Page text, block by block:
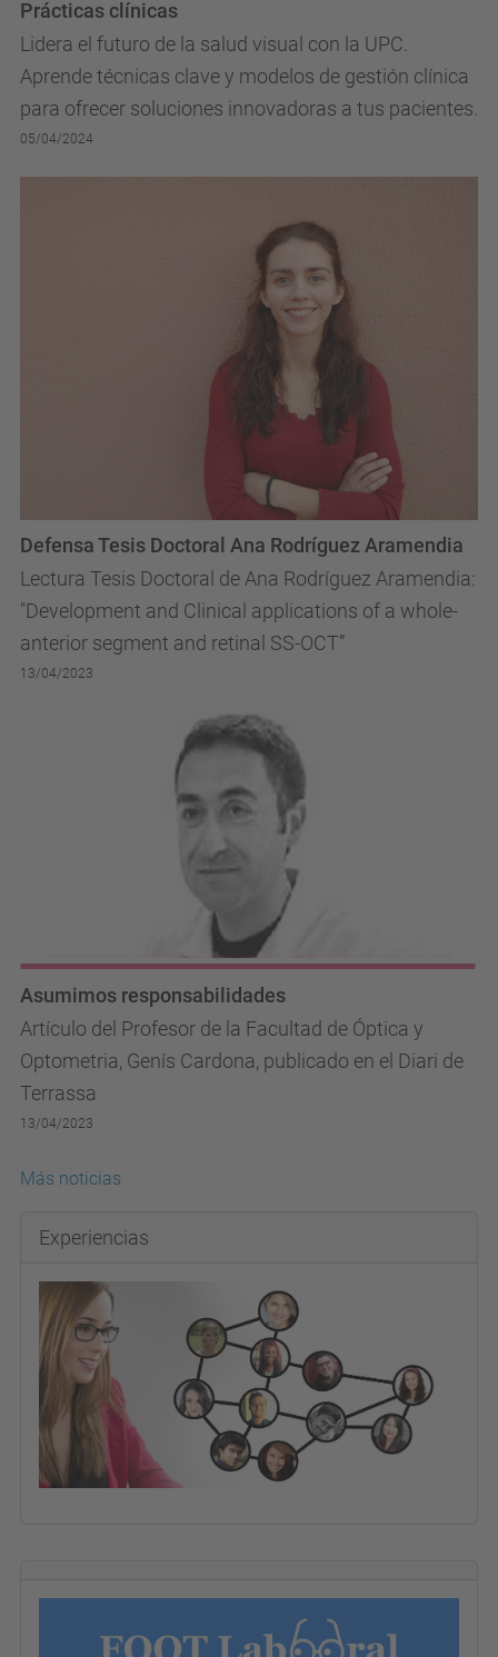
Lidera el futuro de la salud visual con la UPC.
Aprende técnicas clave y modelos de gestión clínica
para ofrecer soluciones innovadoras a tus pacientes.
Prácticas clínicas
05/04/2024
Lectura Tesis Doctoral de Ana Rodríguez Aramendia:
"Development and Clinical applications of a whole-
anterior segment and retinal SS-OCT”
Defensa Tesis Doctoral Ana Rodríguez Aramendia
13/04/2023
Artículo del Profesor de la Facultad de Óptica y
Optometria, Genís Cardona, publicado en el Diari de
Terrassa
Asumimos responsabilidades
13/04/2023
Más noticias
Experiencias